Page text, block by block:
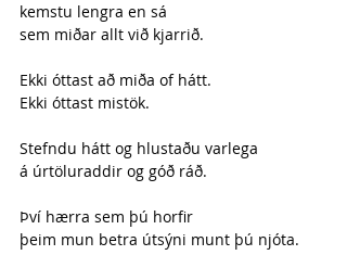
kemstu lengra en sá
sem miðar allt við kjarrið.
Ekki óttast að miða of hátt.
Ekki óttast mistök.
Stefndu hátt og hlustaðu varlega
á úrtöluraddir og góð ráð.
Því hærra sem þú horfir
þeim mun betra útsýni munt þú njóta.